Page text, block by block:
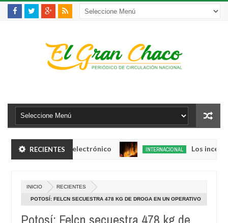
RECIENTES
su brazalete electrónico INTERNACIONAL Los incendios
su brazalete electrónico
Aug
2026 0
INTERNACIONAL Los incendios
una boliviana
INICIO RECIENTES
POTOSÍ: FELCN SECUESTRA 478 KG DE DROGA EN UN OPERATIVO